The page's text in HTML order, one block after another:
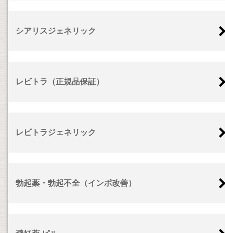
シアリスジェネリック
レビトラ（正規品保証）
レビトラジェネリック
勃起薬・勃起不全（インポ改善）